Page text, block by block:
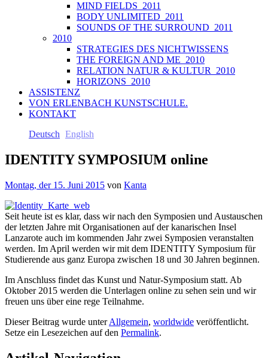
MIND FIELDS_2011
BODY UNLIMITED_2011
SOUNDS OF THE SURROUND_2011
2010
STRATEGIES DES NICHTWISSENS
THE FOREIGN AND ME_2010
RELATION NATUR & KULTUR_2010
HORIZONS_2010
ASSISTENZ
VON ERLENBACH KUNSTSCHULE.
KONTAKT
Deutsch English
IDENTITY SYMPOSIUM online
Montag, der 15. Juni 2015 von Kanta
Seit heute ist es klar, dass wir nach den Symposien und Austauschen
der letzten Jahre mit Organisationen auf der kanarischen Insel
Lanzarote auch im kommenden Jahr zwei Symposien veranstalten
werden. Im April werden wir mit dem IDENTITY Symposium für
Studierende aus ganz Europa zwischen 18 und 30 Jahren beginnen.
Im Anschluss findet das Kunst und Natur-Symposium statt. Ab
Oktober 2015 werden die Unterlagen online zu sehen sein und wir
freuen uns über eine rege Teilnahme.
Dieser Beitrag wurde unterAllgemein, worldwide veröffentlicht.
Setze ein Lesezeichen auf den Permalink.